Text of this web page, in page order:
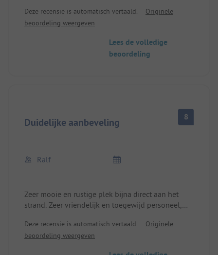
Mooi zandstrand, maar alleen bij vloed, anders erg
rotsachtig/stenig. Mooie plaatsen met bomen en
Modern en schoon sanitair. Goed geschikt voor
excursies per fiets over het eiland.
Deze recensie is automatisch vertaald.
Originele
beoordeling weergeven
Lees de volledige
beoordeling
Duidelijke aanbeveling 8
Ralf
Zeer mooie en rustige plek bijna direct aan het
strand. Zeer vriendelijk en toegewijd personeel,
naast moerbeibomen (erg lekker). Je kunt vanaf
hier gemakkelijk en comfortabel op de fiets naar
Deze recensie is automatisch vertaald.
Originele
beoordeling weergeven